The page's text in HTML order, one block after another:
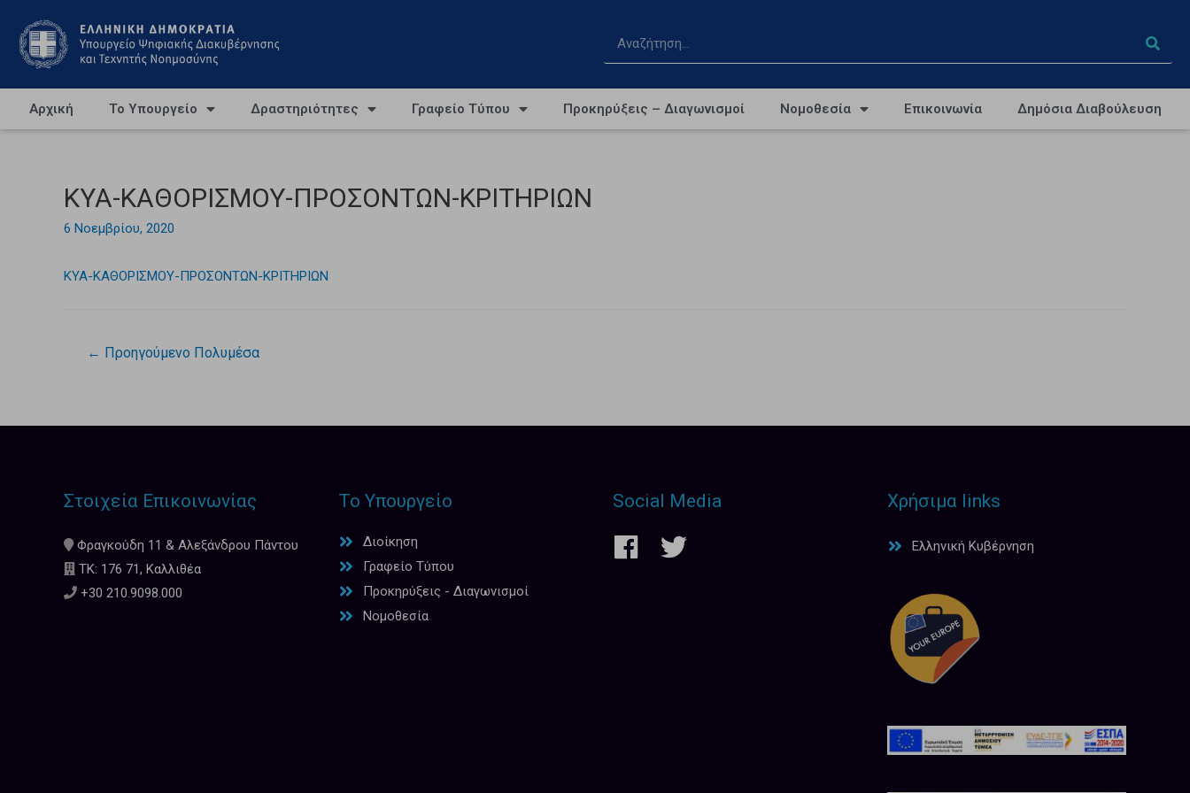
Αρχική Το Υπουργείο Δραστηριότητες Γραφείο Τύπου Προκηρύξεις – Διαγωνισμοί Νομοθεσία Επικοινωνία Δημόσια Διαβούλευση
ΚΥΑ-ΚΑΘΟΡΙΣΜΟΥ-ΠΡΟΣΟΝΤΩΝ-ΚΡΙΤΗΡΙΩΝ
6 Νοεμβρίου, 2020
ΚΥΑ-ΚΑΘΟΡΙΣΜΟΥ-ΠΡΟΣΟΝΤΩΝ-ΚΡΙΤΗΡΙΩΝ
← Προηγούμενο Πολυμέσα
Στοιχεία Επικοινωνίας
Φραγκούδη 11 & Αλεξάνδρου Πάντου
ΤΚ: 176 71, Καλλιθέα
+30 210.9098.000
Το Υπουργείο
Διοίκηση
Γραφείο Τύπου
Προκηρύξεις - Διαγωνισμοί
Νομοθεσία
Social Media Χρήσιμα links
Ελληνική Κυβέρνηση